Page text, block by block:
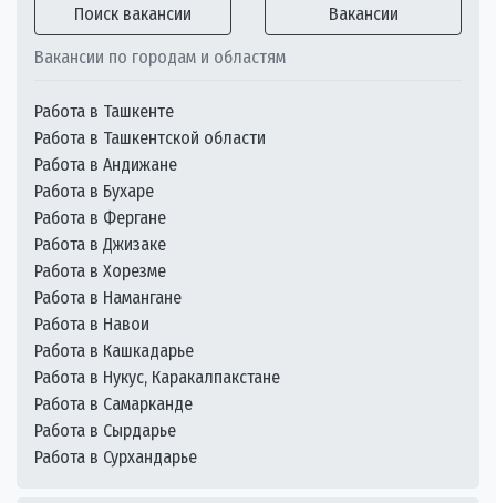
Поиск вакансии Вакансии
Вакансии по городам и областям
Работа в Ташкенте
Работа в Ташкентской области
Работа в Андижане
Работа в Бухаре
Работа в Фергане
Работа в Джизаке
Работа в Хорезме
Работа в Намангане
Работа в Навои
Работа в Кашкадарье
Работа в Нукус, Каракалпакстане
Работа в Самарканде
Работа в Сырдарье
Работа в Сурхандарье